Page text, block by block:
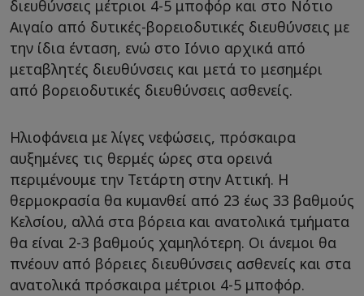
διευθύνσεις μέτριοι 4-5 μποφόρ και στο Νότιο
Αιγαίο από δυτικές-βορειοδυτικές διευθύνσεις με
την ίδια ένταση, ενώ στο Ιόνιο αρχικά από
μεταβλητές διευθύνσεις και μετά το μεσημέρι
από βορειοδυτικές διευθύνσεις ασθενείς.
Ηλιοφάνεια με λίγες νεφώσεις, πρόσκαιρα
αυξημένες τις θερμές ώρες στα ορεινά
περιμένουμε την Τετάρτη στην Αττική. Η
θερμοκρασία θα κυμανθεί από 23 έως 33 βαθμούς
Κελσίου, αλλά στα βόρεια και ανατολικά τμήματα
θα είναι 2-3 βαθμούς χαμηλότερη. Οι άνεμοι θα
πνέουν από βόρειες διευθύνσεις ασθενείς και στα
ανατολικά πρόσκαιρα μέτριοι 4-5 μποφόρ.